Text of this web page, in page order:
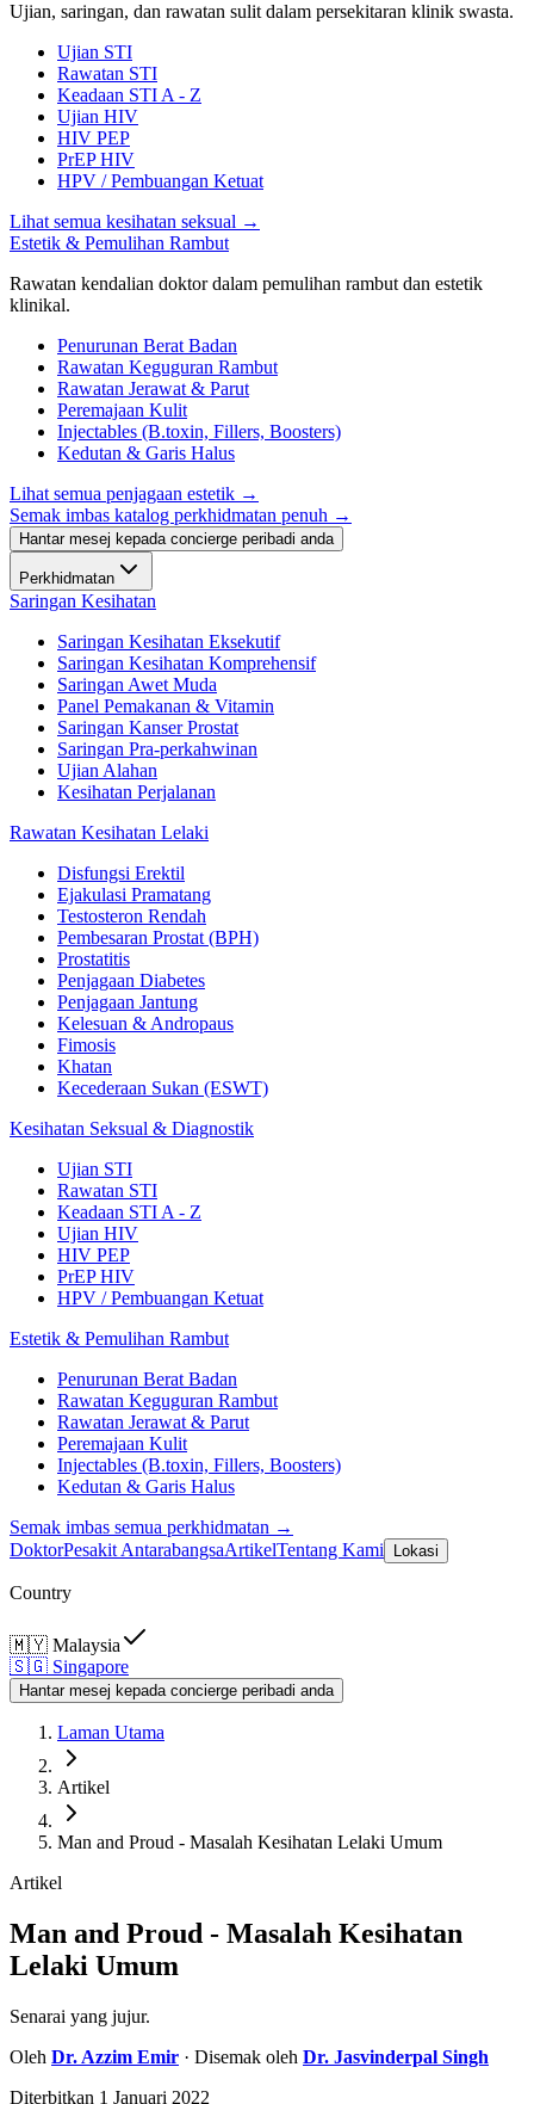
Ujian, saringan, dan rawatan sulit dalam persekitaran klinik swasta.
Ujian STI
Rawatan STI
Keadaan STI A - Z
Ujian HIV
HIV PEP
PrEP HIV
HPV / Pembuangan Ketuat
Lihat semua kesihatan seksual →
Estetik & Pemulihan Rambut
Rawatan kendalian doktor dalam pemulihan rambut dan estetik
klinikal.
Penurunan Berat Badan
Rawatan Keguguran Rambut
Rawatan Jerawat & Parut
Peremajaan Kulit
Injectables (B.toxin, Fillers, Boosters)
Kedutan & Garis Halus
Lihat semua penjagaan estetik →
Semak imbas katalog perkhidmatan penuh →
Hantar mesej kepada concierge peribadi anda
Perkhidmatan
Saringan Kesihatan
Saringan Kesihatan Eksekutif
Saringan Kesihatan Komprehensif
Saringan Awet Muda
Panel Pemakanan & Vitamin
Saringan Kanser Prostat
Saringan Pra-perkahwinan
Ujian Alahan
Kesihatan Perjalanan
Rawatan Kesihatan Lelaki
Disfungsi Erektil
Ejakulasi Pramatang
Testosteron Rendah
Pembesaran Prostat (BPH)
Prostatitis
Penjagaan Diabetes
Penjagaan Jantung
Kelesuan & Andropaus
Fimosis
Khatan
Kecederaan Sukan (ESWT)
Kesihatan Seksual & Diagnostik
Ujian STI
Rawatan STI
Keadaan STI A - Z
Ujian HIV
HIV PEP
PrEP HIV
HPV / Pembuangan Ketuat
Estetik & Pemulihan Rambut
Penurunan Berat Badan
Rawatan Keguguran Rambut
Rawatan Jerawat & Parut
Peremajaan Kulit
Injectables (B.toxin, Fillers, Boosters)
Kedutan & Garis Halus
Semak imbas semua perkhidmatan →
DoktorPesakit AntarabangsaArtikelTentang Kami Lokasi
Country
🇲🇾 Malaysia
🇸🇬 Singapore
Hantar mesej kepada concierge peribadi anda
Laman Utama
Artikel
Man and Proud - Masalah Kesihatan Lelaki Umum
Artikel
Man and Proud - Masalah Kesihatan
Lelaki Umum
Senarai yang jujur.
Oleh Dr. Azzim Emir · Disemak oleh Dr. Jasvinderpal Singh
Diterbitkan 1 Januari 2022